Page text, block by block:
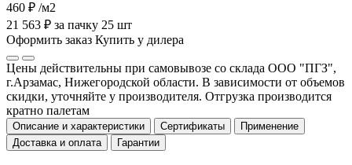
460 ₽ /м2
21 563 ₽ за пачку 25 шт
Оформить заказ Купить у дилера
Цены действительны при самовывозе со склада ООО "ПГЗ",
г.Арзамас, Нижегородской области. В зависимости от объемов
скидки, уточняйте у производителя. Отгрузка производится
кратно палетам
Описание и характеристики Сертификаты
Применение
Доставка и оплата
Гарантии